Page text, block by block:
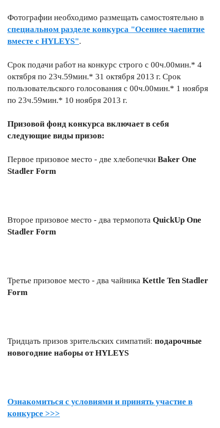
Фотографии необходимо размещать самостоятельно в
специальном разделе конкурса "Осеннее чаепитие
вместе с HYLEYS".
Срок подачи работ на конкурс строго с 00ч.00мин.* 4
октября по 23ч.59мин.* 31 октября 2013 г. Срок
пользовательского голосования с 00ч.00мин.* 1 ноября
по 23ч.59мин.* 10 ноября 2013 г.
Призовой фонд конкурса включает в себя
следующие виды призов:
Первое призовое место - две хлебопечки Baker One
Stadler Form
Второе призовое место - два термопота QuickUp One
Stadler Form
Третье призовое место - два чайника Kettle Ten Stadler
Form
Тридцать призов зрительских симпатий: подарочные
новогодние наборы от HYLEYS
Ознакомиться с условиями и принять участие в
конкурсе >>>